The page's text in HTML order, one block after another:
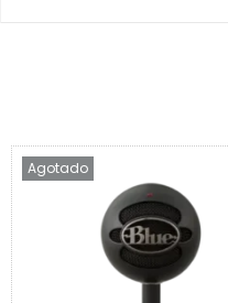
Agotado